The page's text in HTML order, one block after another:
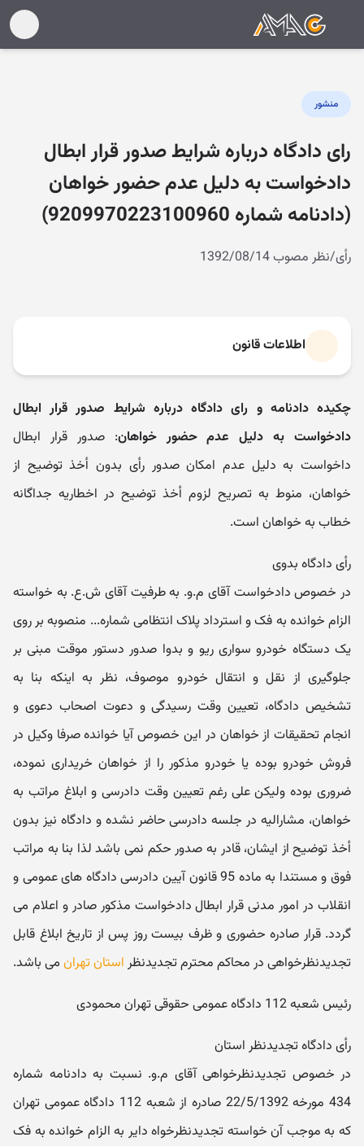
منشور
رای دادگاه درباره شرایط صدور قرار ابطال
دادخواست به دلیل عدم حضور خواهان
(دادنامه شماره 9209970223100960)
رأی/نظر مصوب 1392/08/14
اطلاعات قانون
چکیده دادنامه و رای دادگاه درباره شرایط صدور قرار ابطال
دادخواست به دلیل عدم حضور خواهان: صدور قرار ابطال
داخواست به دلیل عدم امکان صدور رأی بدون أخذ توضیح از
خواهان، منوط به تصریح لزوم أخذ توضیح در اخطاریه جداگانه
خطاب به خواهان است.
رأی دادگاه بدوی
در خصوص دادخواست آقای م.و. به طرفیت آقای ش.ع. به خواسته
الزام خوانده به فک و استرداد پلاک انتظامی شماره... منصوبه بر روی
یک دستگاه خودرو سواری ریو و بدوا صدور دستور موقت مبنی بر
جلوگیری از نقل و انتقال خودرو موصوف، نظر به اینکه بنا به
تشخیص دادگاه، تعیین وقت رسیدگی و دعوت اصحاب دعوی و
انجام تحقیقات از خواهان در این خصوص آیا خوانده صرفا وکیل در
فروش خودرو بوده یا خودرو مذکور را از خواهان خریداری نموده،
ضروری بوده ولیکن علی رغم تعیین وقت دادرسی و ابلاغ مراتب به
خواهان، مشارالیه در جلسه دادرسی حاضر نشده و دادگاه نیز بدون
أخذ توضیح از ایشان، قادر به صدور حکم نمی باشد لذا بنا به مراتب
فوق و مستندا به ماده 95 قانون آیین دادرسی دادگاه های عمومی و
انقلاب در امور مدنی قرار ابطال دادخواست مذکور صادر و اعلام می
گردد. قرار صادره حضوری و ظرف بیست روز پس از تاریخ ابلاغ قابل
تجدیدنظرخواهی در محاکم محترم تجدیدنظر استان تهران می باشد.
رئیس شعبه 112 دادگاه عمومی حقوقی تهران محمودی
رأی دادگاه تجدیدنظر استان
در خصوص تجدیدنظرخواهی آقای م.و. نسبت به دادنامه شماره
434 مورخه 22/5/1392 صادره از شعبه 112 دادگاه عمومی تهران
که به موجب آن خواسته تجدیدنظرخواه دایر به الزام خوانده به فک